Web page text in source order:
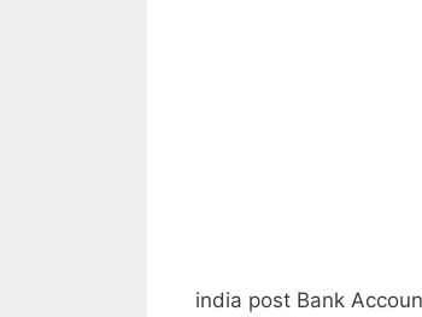
india post Bank